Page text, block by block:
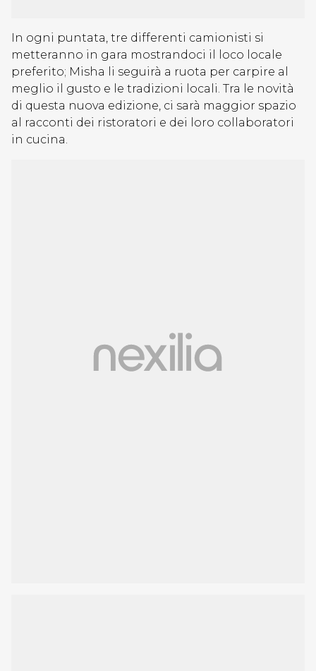
In ogni puntata, tre differenti camionisti si
metteranno in gara mostrandoci il loco locale
preferito; Misha li seguirà a ruota per carpire al
meglio il gusto e le tradizioni locali. Tra le novità
di questa nuova edizione, ci sarà maggior spazio
al racconti dei ristoratori e dei loro collaboratori
in cucina.